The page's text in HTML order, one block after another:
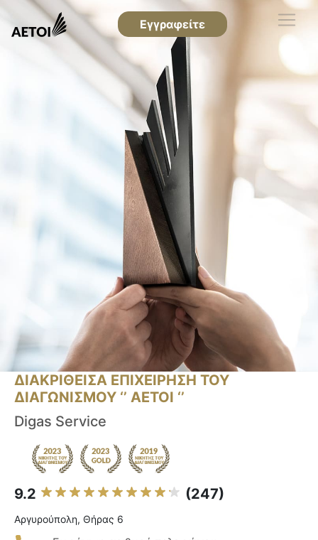
Εγγραφείτε
ΔΙΑΚΡΙΘΕΙΣΑ ΕΠΙΧΕΙΡΗΣΗ ΤΟΥ
ΔΙΑΓΩΝΙΣΜΟΥ ‘’ ΑΕΤΟΙ ‘’
Digas Service
9.2 (247)
Αργυρούπολη, Θήρας 6